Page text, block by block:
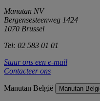
Manutan NV
Bergensesteenweg 1424
1070 Brussel
Tel: 02 583 01 01
Stuur ons een e-mail
Contacteer ons
Manutan België Manutan